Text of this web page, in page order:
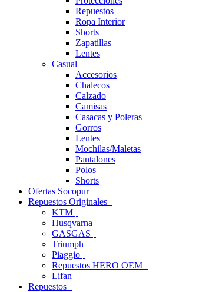
Repuestos
Ropa Interior
Shorts
Zapatillas
Lentes
Casual
Accesorios
Chalecos
Calzado
Camisas
Casacas y Poleras
Gorros
Lentes
Mochilas/Maletas
Pantalones
Polos
Shorts
Ofertas Socopur
Repuestos Originales
KTM
Husqvarna
GASGAS
Triumph
Piaggio
Repuestos HERO OEM
Lifan
Repuestos